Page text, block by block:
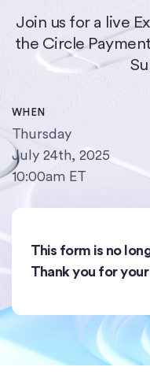
Join us for a live
the Circle
WHEN
Thursday
July 24th, 2025
10:00am ET
This form is no
Thank you for